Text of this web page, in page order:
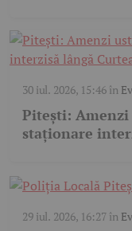
30 iul. 2026, 15:46în
Pitești:
staționare
29 iul. 2026, 16:27în